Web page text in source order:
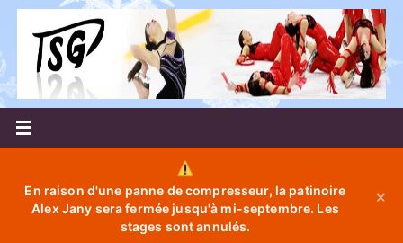
Passer
contenu
En raison d'une panne de compresseur, la patinoire
Alex Jany sera fermée jusqu'à mi-septembre. Les
stages sont annulés.
✕